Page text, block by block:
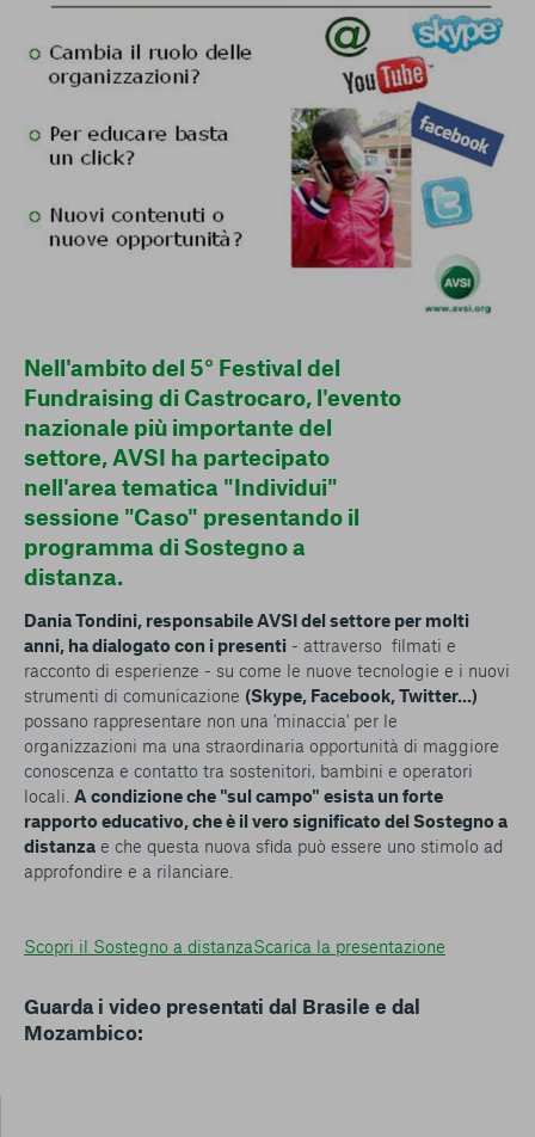
conto del fatto che il blocco di alcuni cookie può
condizionare l’esperienza sulla Piattaforma e il suo
funzionamento. Premendo “Conferma le mie scelte”, la
selezione relativa ai cookie effettuata verrà salvata. Se non è
stata selezionata alcuna opzione, premere questo pulsante
equivarrà a rifiutare tutti i cookie. Per ulteriori informazioni, è
possibile consultare la nostra
Ulteriori informazioni
Cookie strettamente necessari
Nell'ambito del 5° Festival del
Fundraising di Castrocaro, l'evento
nazionale più importante del
settore, AVSI ha partecipato
nell'area tematica "Individui"
sessione "Caso" presentando il
programma di Sostegno a
distanza.
Dania Tondini, responsabile AVSI del settore per molti
anni, ha dialogato con i presenti - attraverso filmati e
racconto di esperienze - su come le nuove tecnologie e i nuovi
strumenti di comunicazione (Skype, Facebook, Twitter...)
possano rappresentare non una 'minaccia' per le
organizzazioni ma una straordinaria opportunità di maggiore
conoscenza e contatto tra sostenitori, bambini e operatori
locali. A condizione che "sul campo" esista un forte
rapporto educativo, che è il vero significato del Sostegno a
distanza e che questa nuova sfida può essere uno stimolo ad
approfondire e a rilanciare.
Scopri il Sostegno a distanzaScarica la presentazione
Guarda i video presentati dal Brasile e dal
Mozambico: